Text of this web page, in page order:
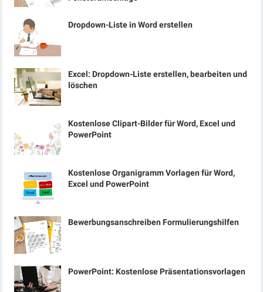
Dropdown-Liste in Word erstellen
Excel: Dropdown-Liste erstellen, bearbeiten und
löschen
Kostenlose Clipart-Bilder für Word, Excel und
PowerPoint
Kostenlose Organigramm Vorlagen für Word,
Excel und PowerPoint
Bewerbungsanschreiben Formulierungshilfen
PowerPoint: Kostenlose Präsentationsvorlagen